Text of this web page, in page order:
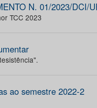
N. 01/2023/DCI/
TCC 2023
ao semestre 2022-2